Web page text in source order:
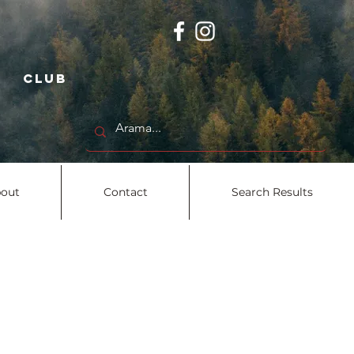
club
Contact Search Results
Contact Search Results